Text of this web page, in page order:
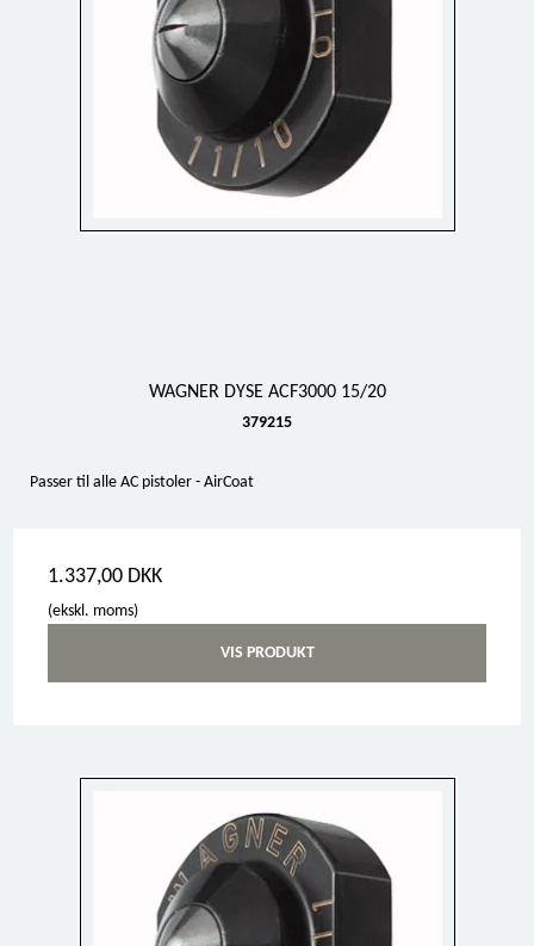
WAGNER DYSE ACF3000 15/20
379215
Passer til alle AC pistoler - AirCoat
1.337,00 DKK
(ekskl. moms)
VIS PRODUKT